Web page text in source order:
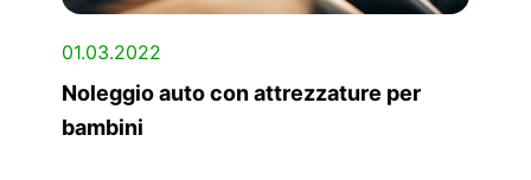
01.03.2022
Noleggio auto con attrezzature per
bambini